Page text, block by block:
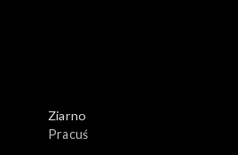
Ziarno
Pracuś